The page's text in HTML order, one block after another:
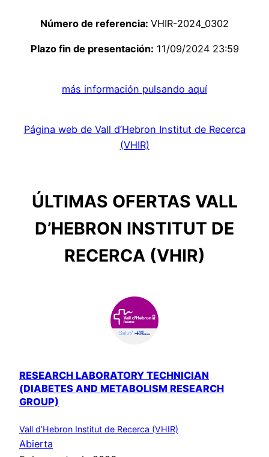
Número de referencia: VHIR-2024_0302
Plazo fin de presentación: 11/09/2024 23:59
más información pulsando aquí
Página web de Vall d’Hebron Institut de Recerca
(VHIR)
ÚLTIMAS OFERTAS VALL
D’HEBRON INSTITUT DE
RECERCA (VHIR)
RESEARCH LABORATORY TECHNICIAN
(DIABETES AND METABOLISM RESEARCH
GROUP)
Vall d’Hebron Institut de Recerca (VHIR)
Abierta